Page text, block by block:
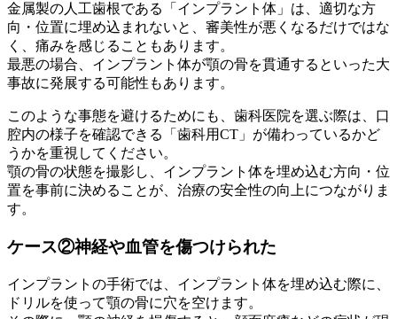
金属製の人工歯根である「インプラント体」は、適切な方
向・位置に埋め込まれないと、審美性が悪くなるだけではな
く、痛みを感じることもあります。
最悪の場合、インプラント体が顎の骨を貫通するといった大
事故に発展する可能性もあります。
このような事態を避けるためにも、歯科医院を選ぶ際は、口
腔内の様子を確認できる「歯科用CT」が備わっているかど
うかを重視してください。
顎の骨の状態を撮影し、インプラント体を埋め込む方向・位
置を事前に決めることが、治療の安全性の向上につながりま
す。
ケース②神経や血管を傷つけられた
インプラントの手術では、インプラント体を埋め込む際に、
ドリルを使って顎の骨に穴を空けます。